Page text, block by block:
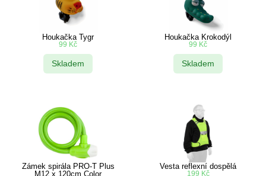
Houkačka Tygr
99 Kč
Skladem
Houkačka Krokodýl
99 Kč
Skladem
Zámek spirála PRO-T Plus
M12 x 120cm Color
Vesta reflexní dospělá
199 Kč